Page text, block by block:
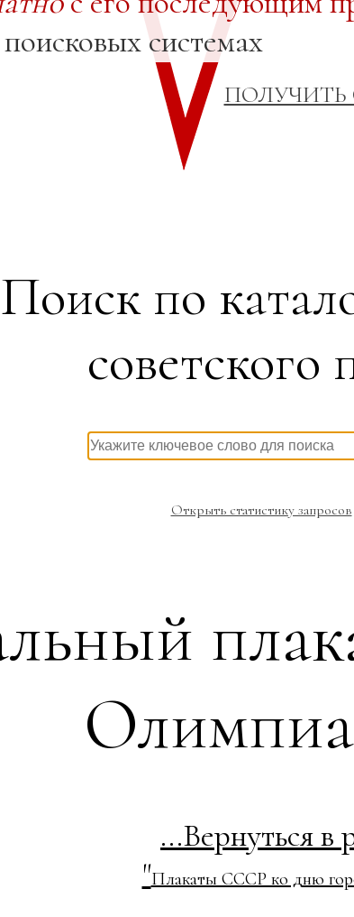
системах
ПОЛУЧИТЬ
Поиск по
советского
Открыть статистику запросов
...Вернуться в
"Плакаты СССР ко дню